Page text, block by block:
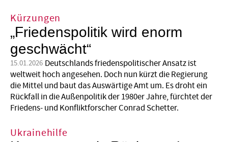
Kürzungen
„Friedenspolitik wird enorm
geschwächt“
15.01.2026 Deutschlands friedenspolitischer Ansatz ist
weltweit hoch angesehen. Doch nun kürzt die Regierung
die Mittel und baut das Auswärtige Amt um. Es droht ein
Rückfall in die Außenpolitik der 1980er Jahre, fürchtet der
Friedens- und Konfliktforscher Conrad Schetter.
Ukrainehilfe